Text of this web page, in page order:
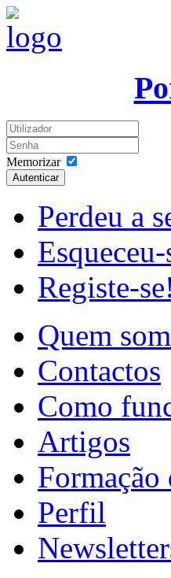
Memorizar
Autenticar
Perdeu a
Registe-se!
Quem
Contactos
Como
Artigos
Formação
Perfil